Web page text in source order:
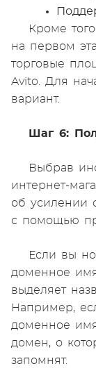
Кроме
на первом
торговые
Avito. Для
вариант.
Шаг 6:
Выбрав
интернет-
об усилении
с помощью
Если вы
доменное
выделяет
Например,
доменное
домен, о
запомнят.